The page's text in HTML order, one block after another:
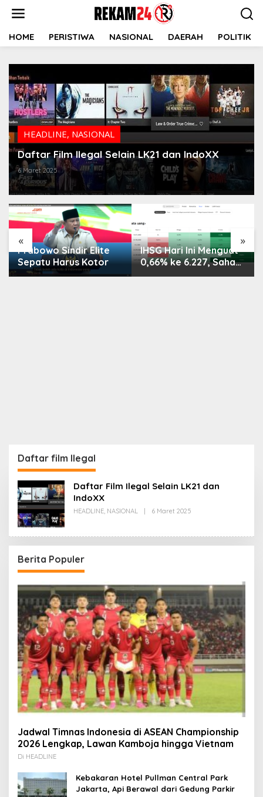
HOME PERISTIWA NASIONAL DAERAH POLITIK
HEADLINE, NASIONAL
Daftar Film Ilegal Selain LK21 dan IndoXX
6 Maret 2025
« »
Prabowo Sindir Elite
Sepatu Harus Kotor
IHSG Hari Ini Menguat
0,66% ke 6.227, Saham
Daftar film Ilegal
Daftar Film Ilegal Selain LK21 dan
IndoXX
HEADLINE, NASIONAL 6 Maret 2025
Berita Populer
Jadwal Timnas Indonesia di ASEAN Championship
2026 Lengkap, Lawan Kamboja hingga Vietnam
Di HEADLINE
Kebakaran Hotel Pullman Central Park
Jakarta, Api Berawal dari Gedung Parkir